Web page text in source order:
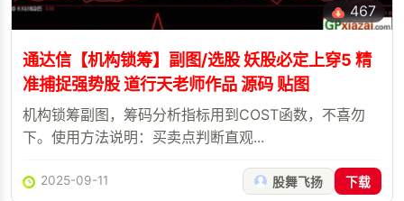
467
通达信【机构锁筹】副图/选股 妖股必定上穿5 精
准捕捉强势股 道行天老师作品 源码 贴图
机构锁筹副图，筹码分析指标用到COST函数，不喜勿
下。使用方法说明：买卖点判断直观...
2025-09-11 股舞飞扬 下载